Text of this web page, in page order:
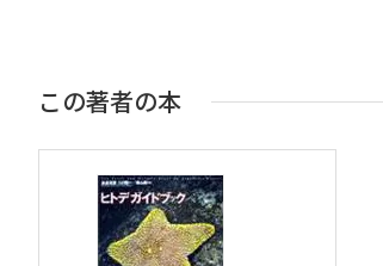
この著者の本